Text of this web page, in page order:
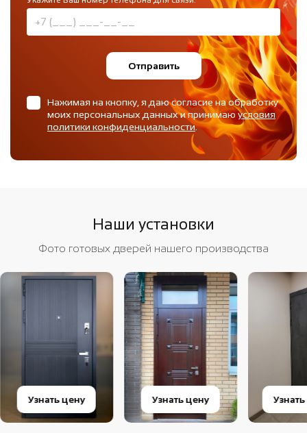
Отправить
Нажимая на кнопку, я даю согласие на обработку
моих персональных данных и принимаюусловия
политики конфиденциальности.
Наши установки
Фото готовых дверей нашего производства
Узнать цену Узнать цену